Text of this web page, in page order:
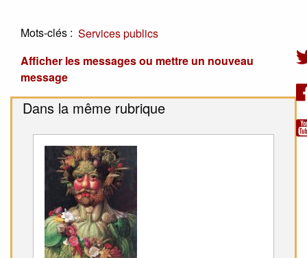
Mots-clés : Services publics
Afficher les messages ou mettre un nouveau
message
Dans la même rubrique